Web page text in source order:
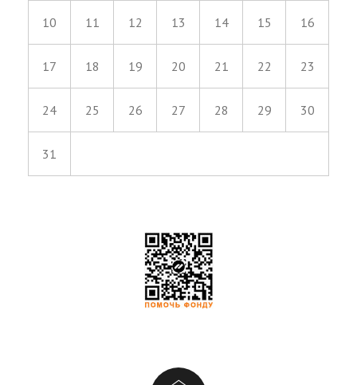
10 11 12 13 14 15 16
17 18 19 20 21 22 23
24 25 26 27 28 29 30
31